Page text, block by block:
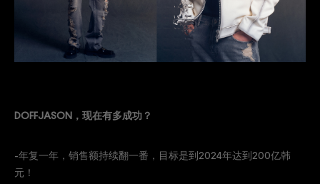
DOFFJASON，现在有多成功？
-年复一年，销售额持续翻一番，目标是到2024年达到200亿韩
元！